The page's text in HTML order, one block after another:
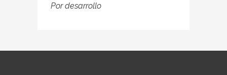
Por desarrollo